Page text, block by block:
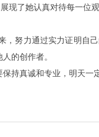
现了她认真对待每一位
，努力通过实力证明自
的创作者。
持真诚和专业，明天一